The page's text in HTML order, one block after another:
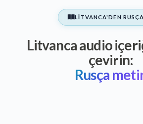
LITVANCA'DEN
Litvanca audio
çevirin:
Rusça